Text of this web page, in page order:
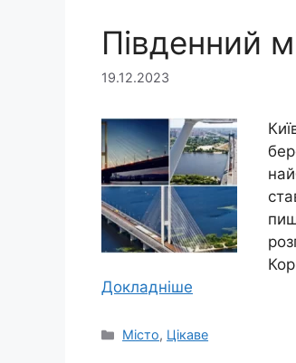
Південний
19.12.2023
Докладніше
Категорії
Місто, Цікаве